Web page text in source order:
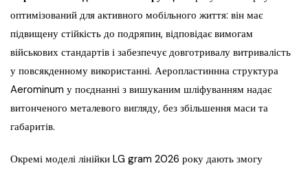
оптимізований для активного мобільного життя: він має
підвищену стійкість до подряпин, відповідає вимогам
військових стандартів і забезпечує довготривалу витривалість
у повсякденному використанні. Аеропластиннна структура
Aerominum у поєднанні з вишуканим шліфуванням надає
витонченого металевого вигляду, без збільшення маси та
габаритів.
Окремі моделі лінійки LG gram 2026 року дають змогу